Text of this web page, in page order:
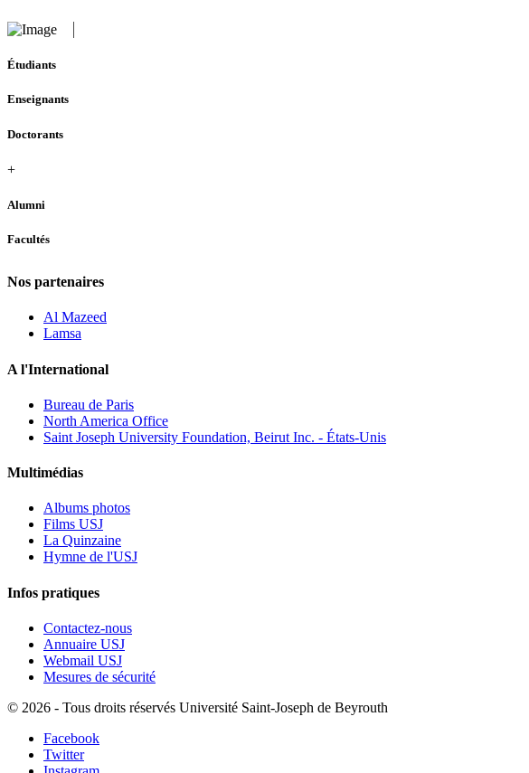
Étudiants
Enseignants
Doctorants
+
Alumni
Facultés
Nos partenaires
Al Mazeed
Lamsa
A l'International
Bureau de Paris
North America Office
Saint Joseph University Foundation, Beirut Inc. - États-Unis
Multimédias
Albums photos
Films USJ
La Quinzaine
Hymne de l'USJ
Infos pratiques
Contactez-nous
Annuaire USJ
Webmail USJ
Mesures de sécurité
© 2026 - Tous droits réservés Université Saint-Joseph de Beyrouth
Facebook
Twitter